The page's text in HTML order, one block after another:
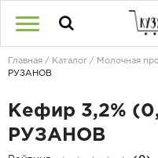
Главная Каталог Молочная
РУЗАНОВ
Кефир 3,2%
РУЗАНОВ